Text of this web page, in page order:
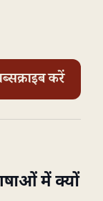
करें
में क्यों